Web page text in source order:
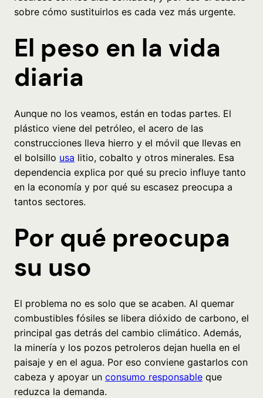
sobre cómo sustituirlos es cada vez más urgente.
El peso en la vida
diaria
Aunque no los veamos, están en todas partes. El
plástico viene del petróleo, el acero de las
construcciones lleva hierro y el móvil que llevas en
el bolsillo usa litio, cobalto y otros minerales. Esa
dependencia explica por qué su precio influye tanto
en la economía y por qué su escasez preocupa a
tantos sectores.
Por qué preocupa
su uso
El problema no es solo que se acaben. Al quemar
combustibles fósiles se libera dióxido de carbono, el
principal gas detrás del cambio climático. Además,
la minería y los pozos petroleros dejan huella en el
paisaje y en el agua. Por eso conviene gastarlos con
cabeza y apoyar un consumo responsable que
reduzca la demanda.